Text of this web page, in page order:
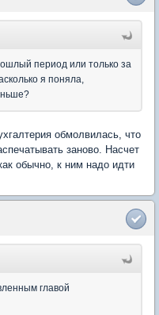
период или только за
я поняла,
обмолвилась, что
заново. Насчет
обычно, к ним надо идти
главой